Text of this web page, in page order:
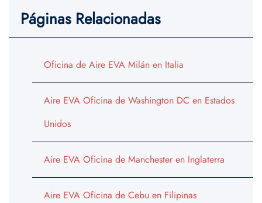
Páginas Relacionadas
Oficina de Aire EVA Milán en Italia
Aire EVA Oficina de Washington DC en Estados
Unidos
Aire EVA Oficina de Manchester en Inglaterra
Aire EVA Oficina de Cebu en Filipinas